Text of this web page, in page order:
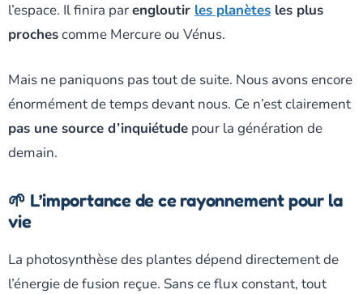
l’espace. Il finira parengloutir les planètes les plus
prochescomme Mercure ou Vénus.
Mais ne paniquons pas tout de suite. Nous avons encore
énormément de temps devant nous. Ce n’est clairement
pas une source d’inquiétude pour la génération de
demain.
🌱 L’importance de ce rayonnement pour la
vie
La photosynthèse des plantes dépend directement de
l’énergie de fusion reçue. Sans ce flux constant, tout